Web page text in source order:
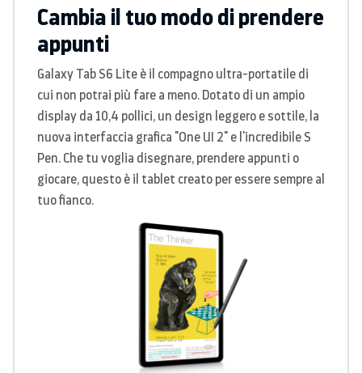
Cambia il tuo modo di prendere
appunti
Galaxy Tab S6 Lite è il compagno ultra-portatile di
cui non potrai più fare a meno. Dotato di un ampio
display da 10,4 pollici, un design leggero e sottile, la
nuova interfaccia grafica "One UI 2" e l'incredibile S
Pen. Che tu voglia disegnare, prendere appunti o
giocare, questo è il tablet creato per essere sempre al
tuo fianco.